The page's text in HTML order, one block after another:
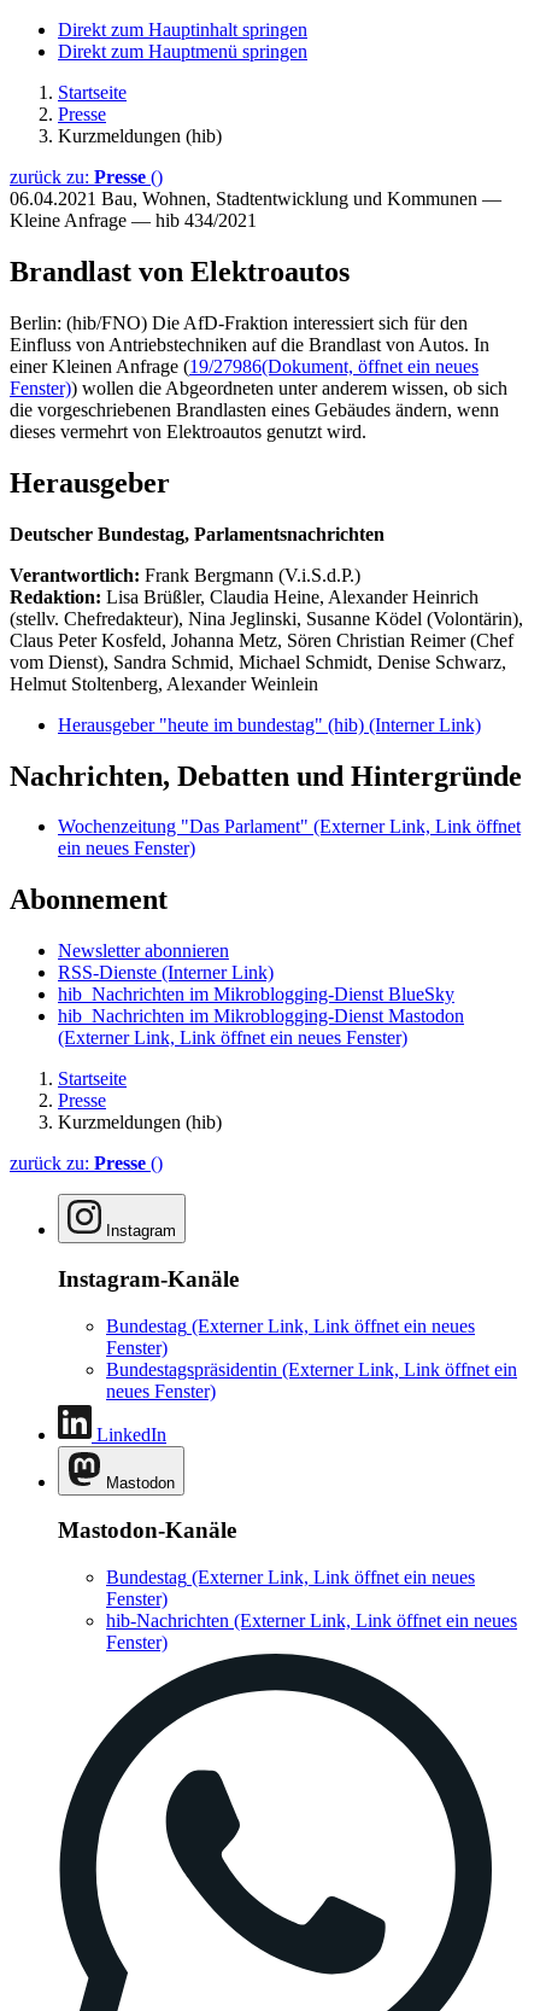
Direkt zum Hauptinhalt springen
Direkt zum Hauptmenü springen
Startseite
Presse
Kurzmeldungen (hib)
zurück zu: Presse ()
06.04.2021 Bau, Wohnen, Stadtentwicklung und Kommunen —
Kleine Anfrage — hib 434/2021
Brandlast von Elektroautos
Berlin: (hib/FNO) Die AfD-Fraktion interessiert sich für den
Einfluss von Antriebstechniken auf die Brandlast von Autos. In
einer Kleinen Anfrage (19/27986(Dokument, öffnet ein neues
Fenster)) wollen die Abgeordneten unter anderem wissen, ob sich
die vorgeschriebenen Brandlasten eines Gebäudes ändern, wenn
dieses vermehrt von Elektroautos genutzt wird.
Herausgeber
Deutscher Bundestag, Parlamentsnachrichten
Verantwortlich: Frank Bergmann (V.i.S.d.P.)
Redaktion: Lisa Brüßler, Claudia Heine, Alexander Heinrich
(stellv. Chefredakteur), Nina Jeglinski, Susanne Ködel (Volontärin),
Claus Peter Kosfeld, Johanna Metz, Sören Christian Reimer (Chef
vom Dienst), Sandra Schmid, Michael Schmidt, Denise Schwarz,
Helmut Stoltenberg, Alexander Weinlein
Herausgeber "heute im bundestag" (hib) (Interner Link)
Nachrichten, Debatten und Hintergründe
Wochenzeitung "Das Parlament" (Externer Link, Link öffnet
ein neues Fenster)
Abonnement
Newsletter abonnieren
RSS-Dienste (Interner Link)
hib_Nachrichten im Mikroblogging-Dienst BlueSky
hib_Nachrichten im Mikroblogging-Dienst Mastodon
(Externer Link, Link öffnet ein neues Fenster)
Startseite
Presse
Kurzmeldungen (hib)
zurück zu: Presse ()
Instagram
Instagram-Kanäle
Bundestag (Externer Link, Link öffnet ein neues
Fenster)
Bundestagspräsidentin (Externer Link, Link öffnet ein
neues Fenster)
LinkedIn
Mastodon
Mastodon-Kanäle
Bundestag (Externer Link, Link öffnet ein neues
Fenster)
hib-Nachrichten (Externer Link, Link öffnet ein neues
Fenster)